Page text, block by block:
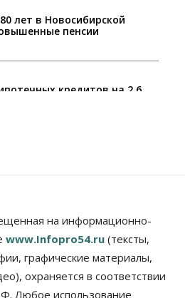
лет в Новосибирской
пенсии
кредитов на 2,6
продлило разрешение на
3»
на информационно-
www.Infopro54.ru (тексты,
графические материалы,
охраняется в соответствии
Любое использование